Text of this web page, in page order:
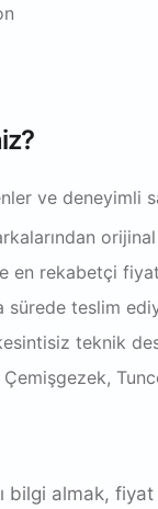
ve deneyimli
en rekabetçi
sürede teslim
teknik
Çemişgezek,
bilgi almak,